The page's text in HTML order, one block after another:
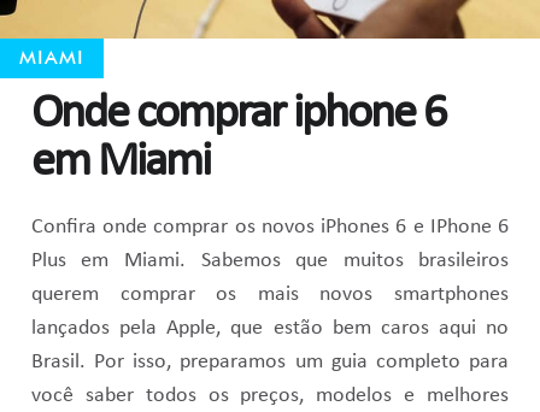
MIAMI
Onde comprar iphone 6
em Miami
Confira onde comprar os novos iPhones 6 e IPhone 6
Plus em Miami. Sabemos que muitos brasileiros
querem comprar os mais novos smartphones
lançados pela Apple, que estão bem caros aqui no
Brasil. Por isso, preparamos um guia completo para
você saber todos os preços, modelos e melhores